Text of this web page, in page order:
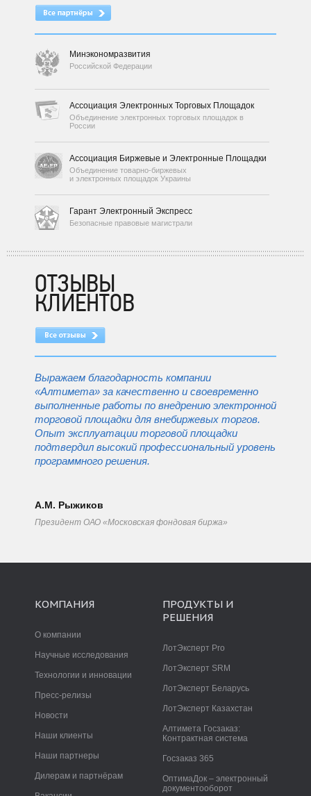
Минэкономразвития
Российской Федерации
Ассоциация Электронных Торговых Площадок
Объединение электронных торговых площадок в
России
Ассоциация Биржевые и Электронные Площадки
Объединение товарно-биржевых
и электронных площадок Украины
Гарант Электронный Экспресс
Безопасные правовые магистрали
ОТЗЫВЫ
КЛИЕНТОВ
Выражаем благодарность компании
«Алтимета» за качественно и своевременно
выполненные работы по внедрению электронной
торговой площадки для внебиржевых торгов.
Опыт эксплуатации торговой площадки
подтвердил высокий профессиональный уровень
программного решения.
А.М. Рыжиков
Президент ОАО «Московская фондовая биржа»
КОМПАНИЯ
О компании
Научные исследования
Технологии и инновации
Пресс-релизы
Новости
Наши клиенты
Наши партнеры
Дилерам и партнёрам
ПРОДУКТЫ И
РЕШЕНИЯ
ЛотЭксперт Pro
ЛотЭксперт SRM
ЛотЭксперт Беларусь
ЛотЭксперт Казахстан
Алтимета Госзаказ:
Контрактная система
Госзаказ 365
ОптимаДок – электронный
документооборот